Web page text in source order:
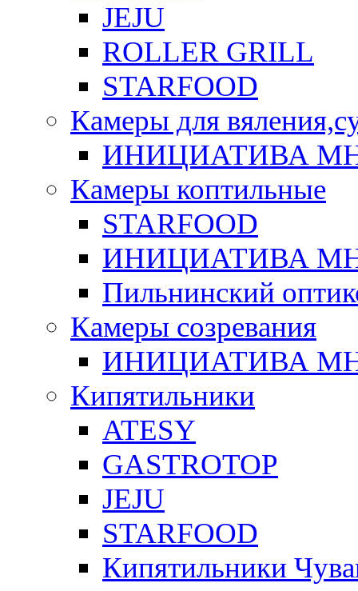
JEJU
ROLLER GRILL
STARFOOD
Камеры для
ИНИЦИАТИВА
Камеры коптильные
STARFOOD
ИНИЦИАТИВА
Пильнинский
Камеры созревания
ИНИЦИАТИВА
Кипятильники
ATESY
GASTROTOP
JEJU
STARFOOD
Кипятильники